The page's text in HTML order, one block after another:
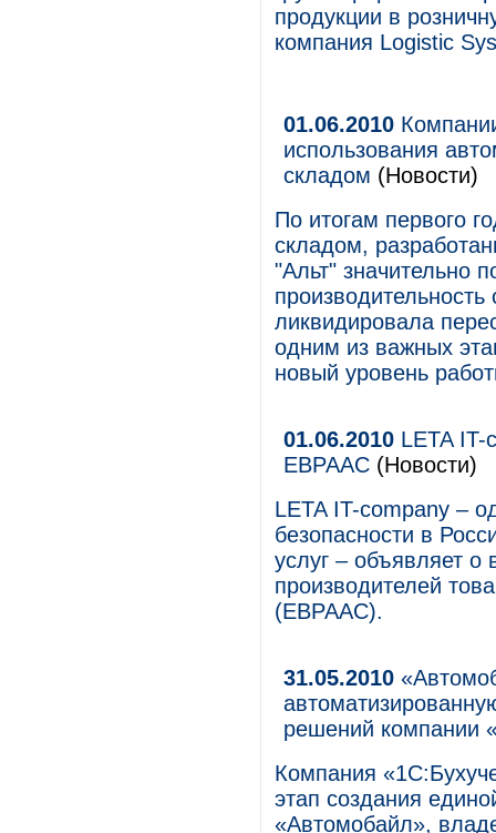
продукции в
компания Logistic
01.06.2010
использования
складом (Новости)
По итогам первого
складом,
"Альт" значительно
производительность
ликвидировала
одним из важных
новый уровень
01.06.2010 LETA IT-
ЕВРААС (Новости)
LETA IT-company –
безопасности в
услуг – объявляет о
производителей
(ЕВРААС).
31.05.2010
решений компании
Компания
этап создания
«Автомобайл»,